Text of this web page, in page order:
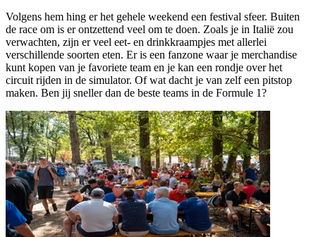
Volgens hem hing er het gehele weekend een festival sfeer. Buiten
de race om is er ontzettend veel om te doen. Zoals je in Italië zou
verwachten, zijn er veel eet- en drinkkraampjes met allerlei
verschillende soorten eten. Er is een fanzone waar je merchandise
kunt kopen van je favoriete team en je kan een rondje over het
circuit rijden in de simulator. Of wat dacht je van zelf een pitstop
maken. Ben jij sneller dan de beste teams in de Formule 1?